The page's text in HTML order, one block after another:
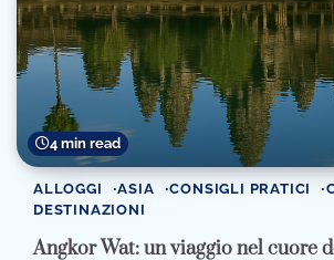
4 min read
ALLOGGI ASIA CONSIGLI PRATICI
DESTINAZIONI
Angkor Wat: un viaggio nel cuore